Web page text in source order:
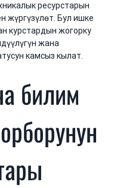
ресурстарын
жүргүзүлөт. Бул ишке
курстардын жогорку
жана
камсыз кылат.
билим